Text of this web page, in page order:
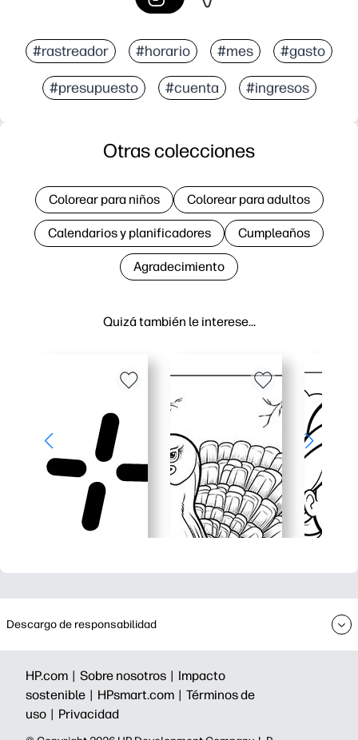
#rastreador #horario #mes #gasto
#presupuesto #cuenta #ingresos
Quizá también le interese…
Otras colecciones
Colorear para niños Colorear para adultos
Calendarios y planificadores Cumpleaños
Agradecimiento
Descargo de responsabilidad
HP.com | Sobre nosotros | Impacto
sostenible | HPsmart.com | Términos de
uso | Privacidad